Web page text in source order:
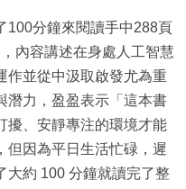
100分鐘來閱讀手中288頁
內容講述在身處人工智慧
作並從中汲取啟發尤為重
潛力，盈盈表示「這本書
擾、安靜專注的環境才能
但因為平日生活忙碌，遲
大約 100 分鐘就讀完了整